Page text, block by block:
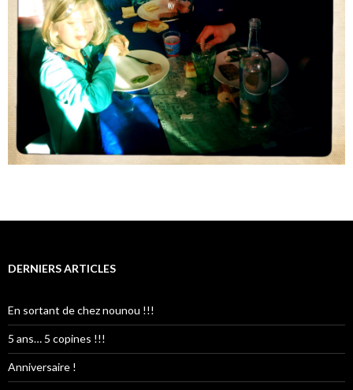
DERNIERS ARTICLES
En sortant de chez nounou !!!
5 ans… 5 copines !!!
Anniversaire !